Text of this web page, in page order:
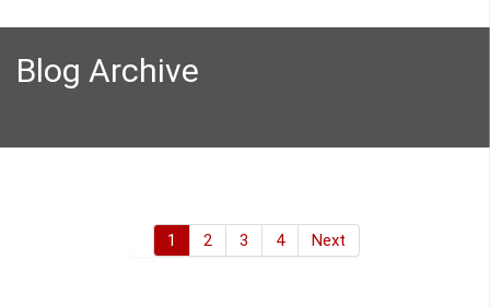
Blog Archive
1 2 3 4 Next